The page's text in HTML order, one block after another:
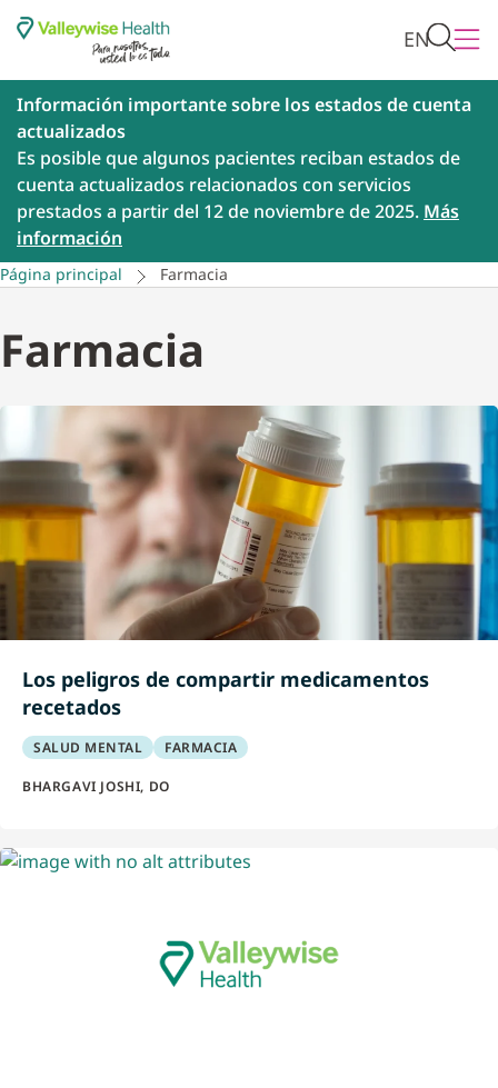
EN
Información importante sobre los estados de cuenta
actualizados
Es posible que algunos pacientes reciban estados de
cuenta actualizados relacionados con servicios
prestados a partir del 12 de noviembre de 2025. Más
información
Página principal Farmacia
Farmacia
Los peligros de compartir medicamentos
recetados
SALUD MENTAL FARMACIA
BHARGAVI JOSHI, DO